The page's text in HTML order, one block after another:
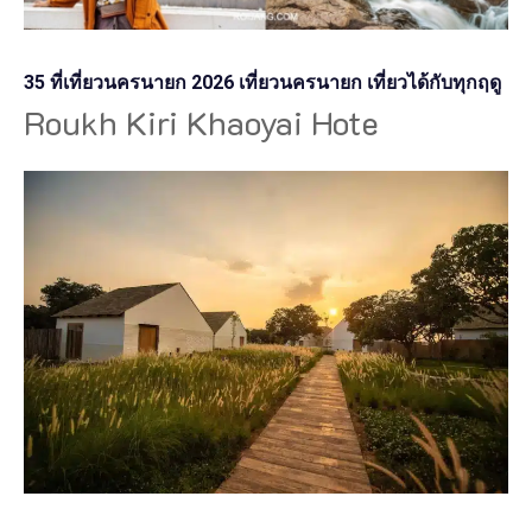
35 ที่เที่ยวนครนายก 2026 เที่ยวนครนายก เที่ยวได้กับทุกฤดู
Roukh Kiri Khaoyai Hote